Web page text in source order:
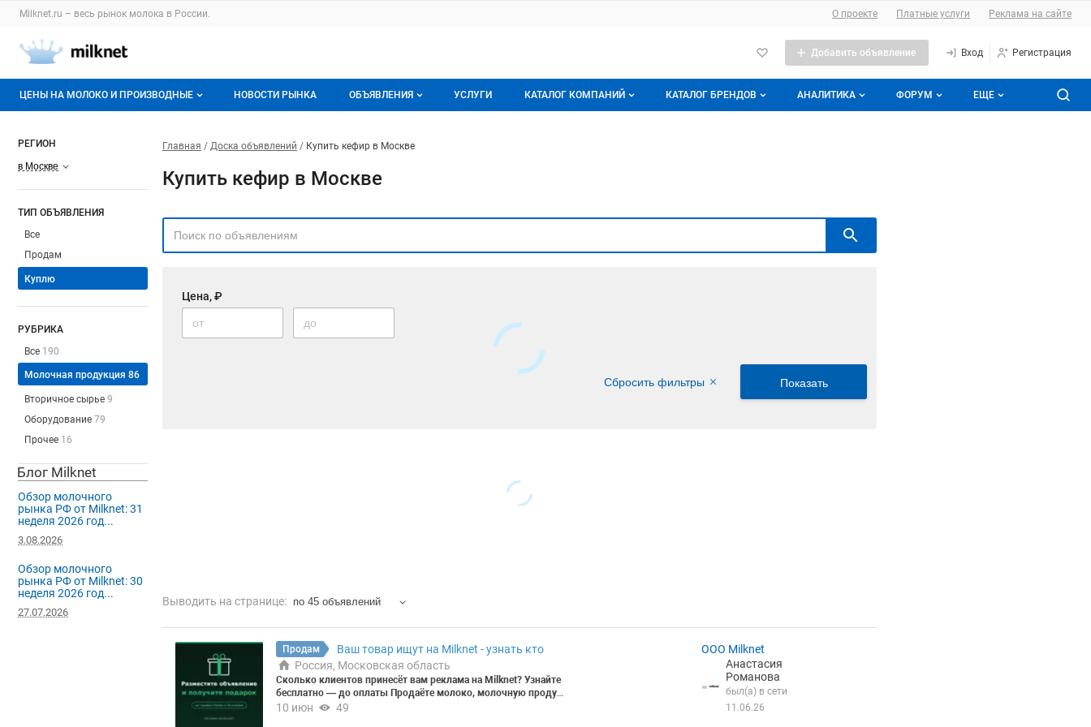
Milknet.ru – весь рынок молока в России. О проекте Платные услуги Реклама на сайте
Добавить объявление Вход Регистрация
ЦЕНЫ НА МОЛОКО И ПРОИЗВОДНЫЕ
О мониторингах
Динамика цен
Отзывы
НОВОСТИ РЫНКА ОБЪЯВЛЕНИЯ УСЛУГИ КАТАЛОГ КОМПАНИЙ КАТАЛОГ БРЕНДОВ АНАЛИТИКА ФОРУМ ЕЩЕ
РЕГИОН
в Москве
ТИП ОБЪЯВЛЕНИЯ
Все
Продам
Куплю
РУБРИКА
Все 190
Молочная продукция 86
Вторичное сырье 9
Оборудование 79
Прочее 16
Блог Milknet
Обзор молочного
рынка РФ от Milknet: 31
неделя 2026 год...
3.08.2026
Обзор молочного
рынка РФ от Milknet: 30
неделя 2026 год...
27.07.2026
Главная Доска объявлений Купить кефир в Москве
Купить кефир в Москве
Цена, ₽
Сбросить фильтры Показать
Выводить на странице: по 45 объявлений
Продам
Ваш товар ищут на Milknet - узнать кто
Россия, Московская область
Сколько клиентов принесёт вам реклама на Milknet? Узнайте
бесплатно — до оплаты Продаёте молоко, молочную продукц
ию или сырьё оптом? Прежде чем вкладывать в рекламу — у
10 июн 49
ООО Milknet
Анастасия
Романова
был(а) в сети
11.06.26